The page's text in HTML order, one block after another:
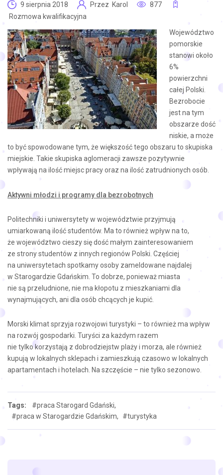
9 sierpnia 2018 Przez Karol
877
Rozmowa kwalifikacyjna
Województwo
pomorskie
stanowi około
6%
powierzchni
całej Polski.
Bezrobocie
jest na tym
obszarze dość
niskie, a może
to być spowodowane tym, że większość tego obszaru to skupiska
miejskie. Takie skupiska aglomeracji zawsze pozytywnie
wpływają na ilość miejsc pracy oraz na ilość zatrudnionych osób.
Aktywni młodzi i programy dla bezrobotnych
Politechniki i uniwersytety w województwie przyjmują
umiarkowaną ilość studentów. Ma to również wpływ na to,
że województwo cieszy się dość małym zainteresowaniem
ze strony studentów z innych regionów Polski. Częściej
na uniwersytetach spotkamy osoby zameldowane najdalej
w Starogardzie Gdańskim. To dobrze, ponieważ miasta
nie są przeludnione, nie ma kłopotu z mieszkaniami dla
wynajmujących, ani dla osób chcących je kupić.
Morski klimat sprzyja rozwojowi turystyki – to również ma wpływ
na rozwój gospodarki. Turyści za każdym razem
nie tylko korzystają z dobrodziejstw plaży i morza, ale również
kupują w lokalnych sklepach i zamieszkują czasowo w lokalnych
apartamentach i hotelach. Na szczęście – nie tylko sezonowo.
Tags:
#praca Starogard Gdański,
#praca w Starogardzie Gdańskim,
#turystyka